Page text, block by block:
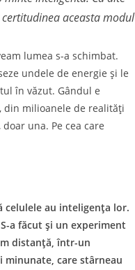
aceasta modul
lumea s-a schimbat.
undele de energie şi le
în văzut. Gândul e
din milioanele de reali­tăţi
una. Pe cea care
celulele au inteligenţa lor.
a făcut şi un experi­ment
distanţă, într-un
minunate, care stârneau